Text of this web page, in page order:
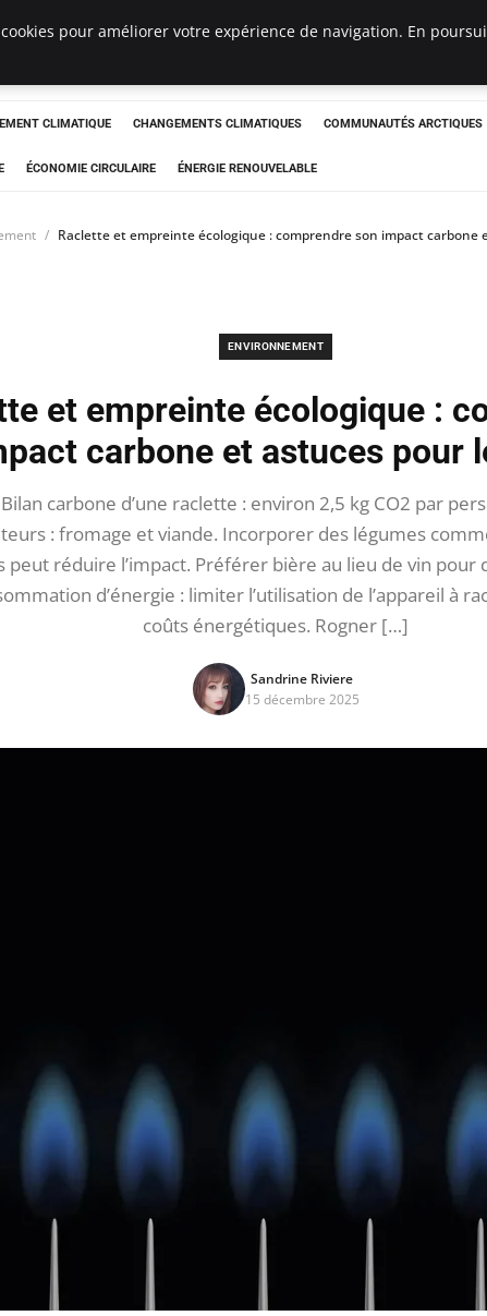
CLIMATIQUE CHANGEMENTS CLIMATIQUES COMMUNAUTÉS ARCTIQUES
ÉCONOMIE CIRCULAIRE ÉNERGIE RENOUVELABLE
Raclette et empreinte écologique : comprendre son impact carbone
ENVIRONNEMENT
et empreinte écologique :
carbone et astuces pour
Bilan carbone d’une raclette : environ 2,5 kg CO2 par
: fromage et viande. Incorporer des légumes
peut réduire l’impact. Préférer bière au lieu de vin pour
d’énergie : limiter l’utilisation de l’appareil à
coûts énergétiques. Rogner […]
Sandrine Riviere
15 décembre 2025
pour améliorer votre expérience de navigation. En